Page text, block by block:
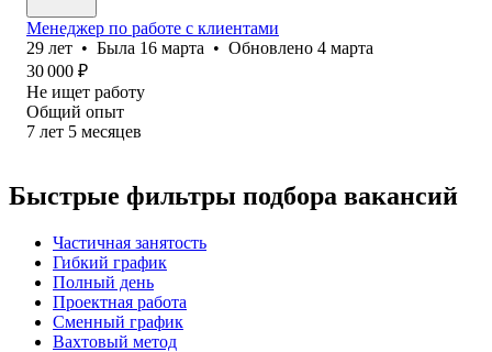
Менеджер по работе с клиентами
29 лет • Была 16 марта • Обновлено 4 марта
30 000 ₽
Не ищет работу
Общий опыт
7 лет 5 месяцев
Быстрые фильтры подбора вакансий
Частичная занятость
Гибкий график
Полный день
Проектная работа
Сменный график
Вахтовый метод